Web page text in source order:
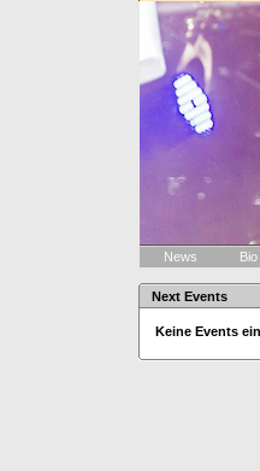
News Bio
Next Events
Keine Events